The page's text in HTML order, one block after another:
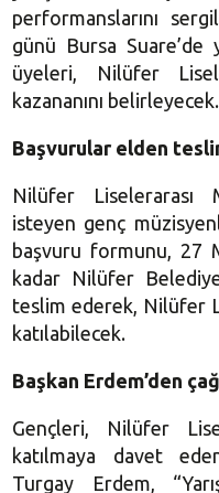
performanslarını
günü Bursa
üyeleri, Nilüfer
kazananını belirleyecek.
Başvurular elden
Nilüfer Liselerarası
isteyen genç
başvuru formunu, 27
kadar Nilüfer
teslim ederek, Nilüfer
katılabilecek.
Başkan Erdem’den
Gençleri, Nilüfer
katılmaya davet
Turgay Erdem,